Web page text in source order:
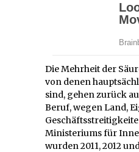
Die Mehrheit der
von denen
sind, gehen zurück
Beruf, wegen Land,
Ministeriums für
wurden 2011, 2012